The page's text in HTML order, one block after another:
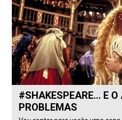
#SHAKESPEARE… E O
PROBLEMAS